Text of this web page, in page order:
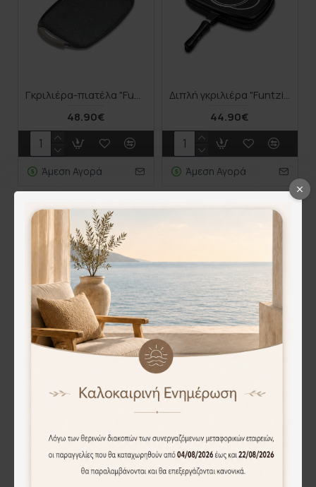
Γκριλιέρα-πιατέλα "Funtzio" με αντικολλητική επίστρωση stone 47cm
48.90€
Άμεση Αγορά
Διπλή γκριλιέρα "Funtzio" με αντικολλητική επίστρωση stone 32cm
44.90€
Άμεση Αγορά
Nava Funtzio Γκριλιέρα από Αλουμίνιο με Επίστρωση από Πέτρα 38cm 10-197-002
Έχετε φτάσει στο τέλος.